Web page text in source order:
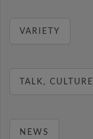
VARIETY
TALK, CULTURE
NEWS